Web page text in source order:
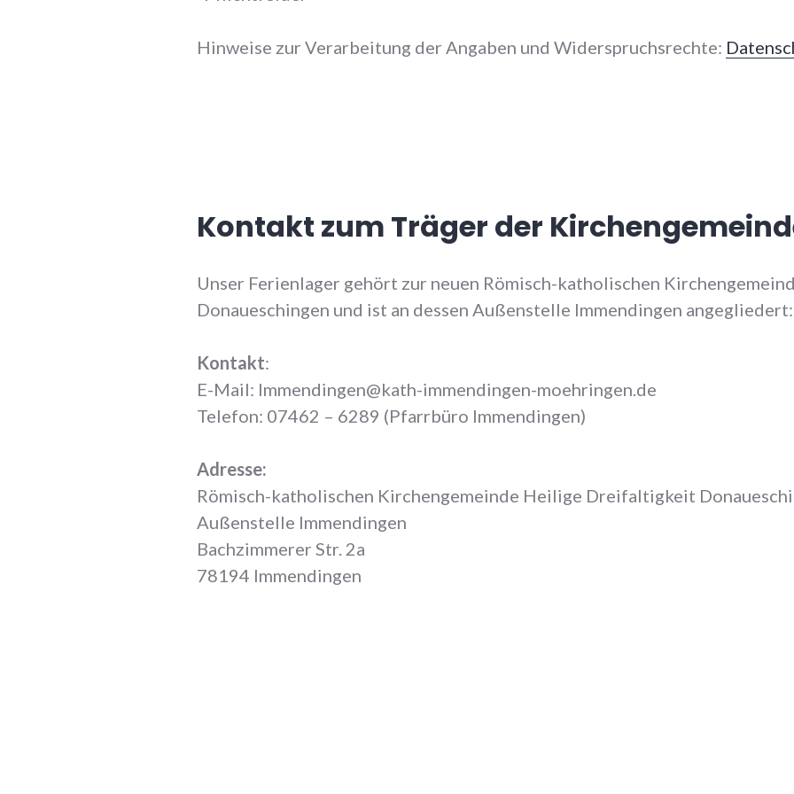
Hinweise zur Verarbeitung der Angaben und Widerspruchsrechte:
Kontakt zum Träger der
Unser Ferienlager gehört zur neuen Römisch-katholischen
Donaueschingen und ist an dessen Außenstelle Immendingen angegliedert:
Kontakt:
E-Mail: Immendingen@kath-immendingen-moehringen.de
Telefon: 07462 – 6289 (Pfarrbüro Immendingen)
Adresse:
Römisch-katholischen Kirchengemeinde Heilige Dreifaltigkeit
Außenstelle Immendingen
Bachzimmerer Str. 2a
78194 Immendingen